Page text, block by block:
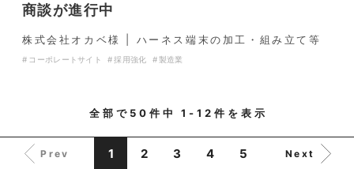
商談が進行中
株式会社オカベ様 | ハーネス端末の加工・組み立て等
コーポレートサイト 採用強化 製造業
全部で 50 件中1-12件を表示
Prev 1 2 3 4 5 Next